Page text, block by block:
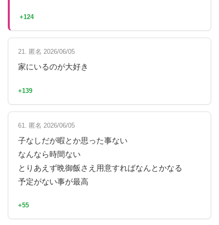
+124
21. 匿名 2026/06/05
家にいるのが大好き
+139
61. 匿名 2026/06/05
子なしだが暇とか思った事ない
なんなら時間ない
とりあえず晩御飯さえ用意すればなんとかなる
予定がない事が最高
+55